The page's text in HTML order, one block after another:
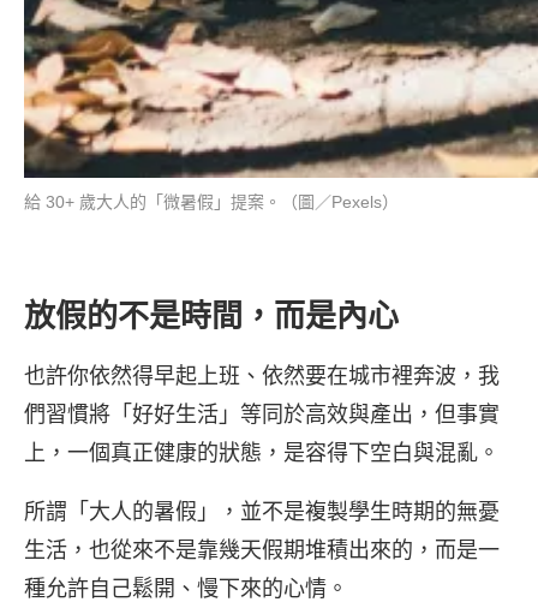
給 30+ 歲大人的「微暑假」提案。（圖／Pexels）
放假的不是時間，而是內心
也許你依然得早起上班、依然要在城市裡奔波，我
們習慣將「好好生活」等同於高效與產出，但事實
上，一個真正健康的狀態，是容得下空白與混亂。
所謂「大人的暑假」，並不是複製學生時期的無憂
生活，也從來不是靠幾天假期堆積出來的，而是一
種允許自己鬆開、慢下來的心情。